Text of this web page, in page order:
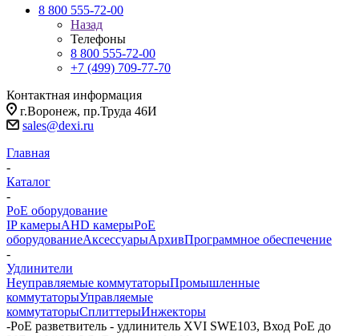
8 800 555-72-00
Назад
Телефоны
8 800 555-72-00
+7 (499) 709-77-70
Контактная информация
г.Воронеж, пр.Труда 46И
sales@dexi.ru
Главная
-
Каталог
-
PoE оборудование
IP камерыAHD камерыPoE
оборудованиеАксессуарыАрхивПрограммное обеспечение
-
Удлинители
Неуправляемые коммутаторыПромышленные
коммутаторыУправляемые
коммутаторыСплиттерыИнжекторы
-PoE разветвитель - удлинитель XVI SWE103, Вход PoE до